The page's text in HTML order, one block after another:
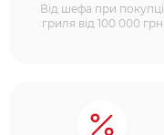
Від шефа при покупці
гриля від 100 000 грн